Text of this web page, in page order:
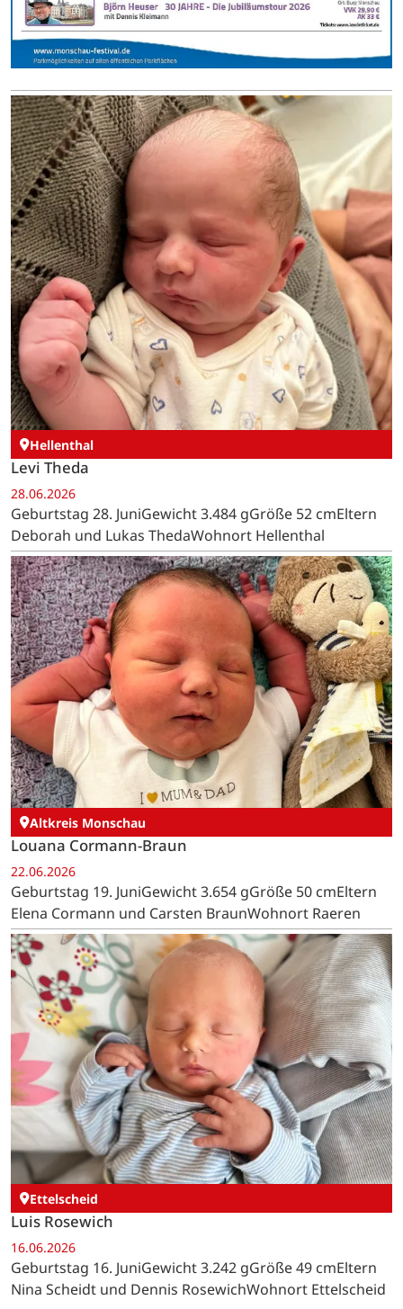
Hellenthal
Levi Theda
28.06.2026
Geburtstag 28. JuniGewicht 3.484 gGröße 52 cmEltern
Deborah und Lukas ThedaWohnort Hellenthal
Altkreis Monschau
Louana Cormann-Braun
22.06.2026
Geburtstag 19. JuniGewicht 3.654 gGröße 50 cmEltern
Elena Cormann und Carsten BraunWohnort Raeren
Ettelscheid
Luis Rosewich
16.06.2026
Geburtstag 16. JuniGewicht 3.242 gGröße 49 cmEltern
Nina Scheidt und Dennis RosewichWohnort Ettelscheid